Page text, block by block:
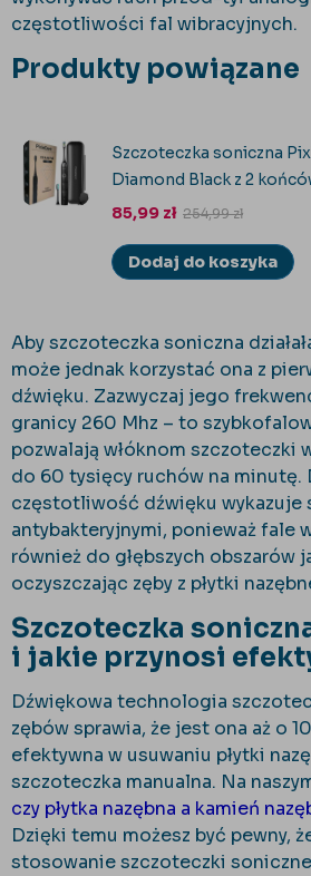
częstotliwości fal wibracyjnych.
Produkty powiązane
Szczoteczka soniczna
Diamond Black z 2
85,99 zł 254,99zł
Dodaj do koszyka
Aby szczoteczka soniczna
może jednak korzystać ona z
dźwięku. Zazwyczaj jego
granicy 260 Mhz – to
pozwalają włóknom szczoteczki
do 60 tysięcy ruchów na minutę.
częstotliwość dźwięku wykazuje
antybakteryjnymi, ponieważ fale
również do głębszych obszarów
oczyszczając zęby z płytki
Szczoteczka
i jakie przynosi
Dźwiękowa technologia
zębów sprawia, że jest ona aż o
efektywna w usuwaniu płytki
szczoteczka manualna. Na
czy płytka nazębna a kamień
Dzięki temu możesz być pewny,
stosowanie szczoteczki